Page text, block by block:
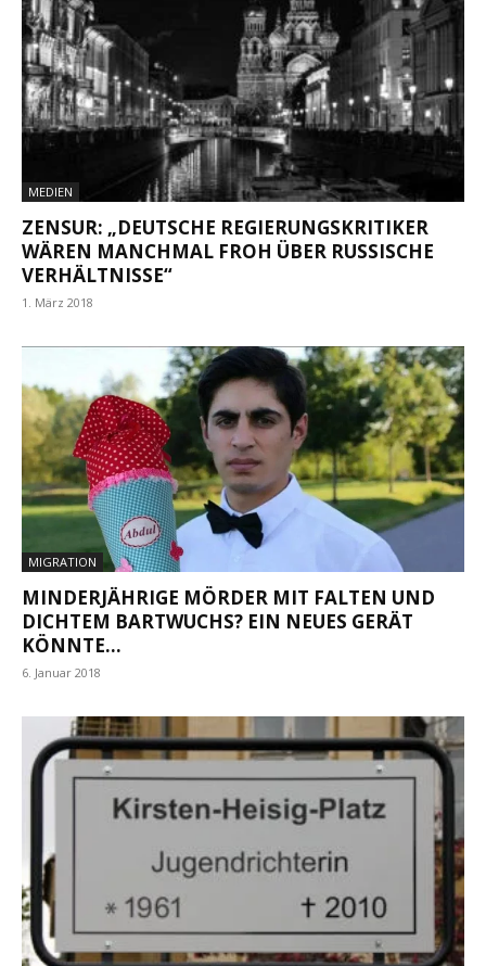
MEDIEN
ZENSUR: „DEUTSCHE REGIERUNGSKRITIKER
WÄREN MANCHMAL FROH ÜBER RUSSISCHE
VERHÄLTNISSE“
1. März 2018
MIGRATION
MINDERJÄHRIGE MÖRDER MIT FALTEN UND
DICHTEM BARTWUCHS? EIN NEUES GERÄT
KÖNNTE...
6. Januar 2018